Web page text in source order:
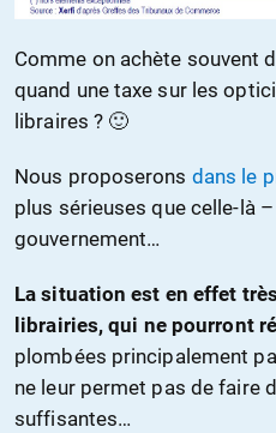
Comme on achète souvent
quand une taxe sur les
libraires ? 🙂
Nous proposerons dans le
plus sérieuses que celle-là
gouvernement…
La situation est en effet
librairies, qui ne pourront
plombées principalement
ne leur permet pas de faire
suffisantes…